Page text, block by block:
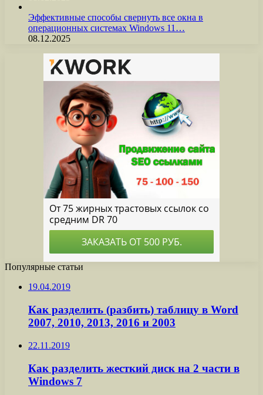
Эффективные способы свернуть все окна в
операционных системах Windows 11…
08.12.2025
Популярные статьи
19.04.2019
Как разделить (разбить) таблицу в Word
2007, 2010, 2013, 2016 и 2003
22.11.2019
Как разделить жесткий диск на 2 части в
Windows 7